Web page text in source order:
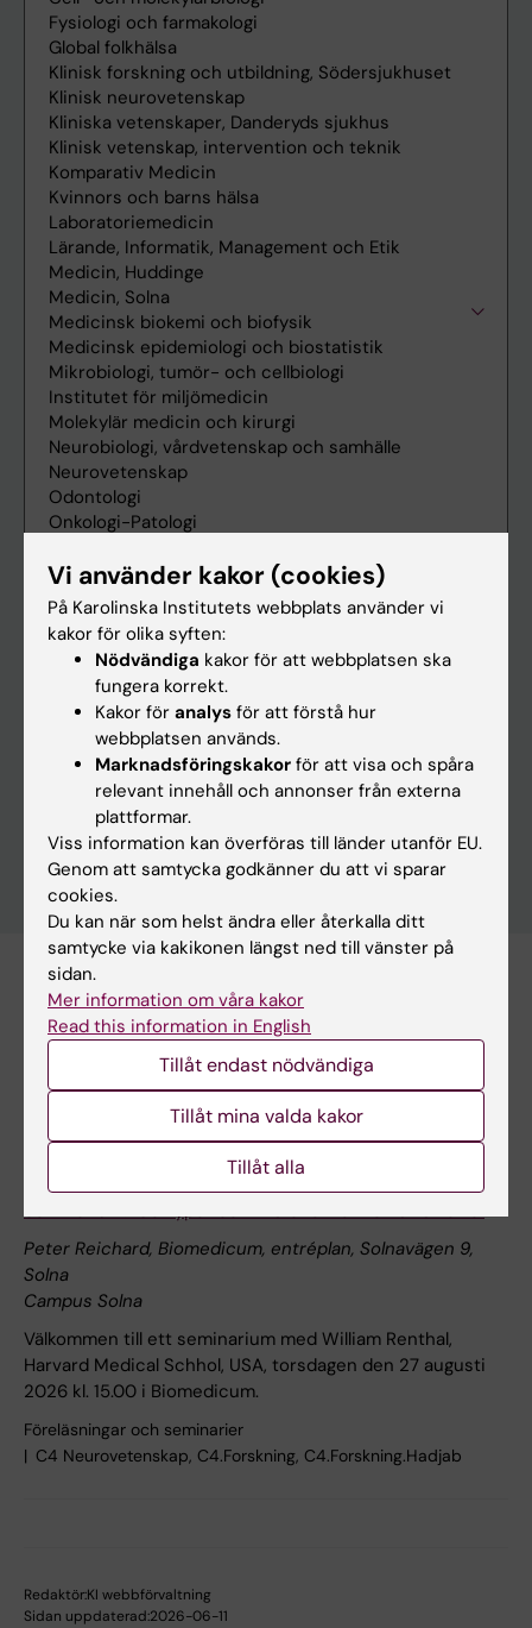
Rensa
Prenumerera på denna sökning som RSS
Prenumerera på denna sökning som Webcal
27 augusti
Seminarium: "Celltyper och tillstånd vid kronisk smärta"
Peter Reichard, Biomedicum, entréplan, Solnavägen 9,
Solna
Campus Solna
Välkommen till ett seminarium med William Renthal,
Harvard Medical Schhol, USA, torsdagen den 27 augusti
2026 kl. 15.00 i Biomedicum.
Föreläsningar och seminarier
C4 Neurovetenskap, C4.Forskning, C4.Forskning.Hadjab
Redaktör:KI webbförvaltning
Sidan uppdaterad:2026-06-11
Vi använder kakor (cookies)
På Karolinska Institutets webbplats använder vi
kakor för olika syften:
Nödvändiga kakor för att webbplatsen ska
fungera korrekt.
Kakor för analys för att förstå hur
webbplatsen används.
Marknadsföringskakor för att visa och spåra
relevant innehåll och annonser från externa
plattformar.
Viss information kan överföras till länder utanför EU.
Genom att samtycka godkänner du att vi sparar
cookies.
Du kan när som helst ändra eller återkalla ditt
samtycke via kakikonen längst ned till vänster på
sidan.
Mer information om våra kakor
Read this information in English
Tillåt endast nödvändiga
Tillåt mina valda kakor
Tillåt alla